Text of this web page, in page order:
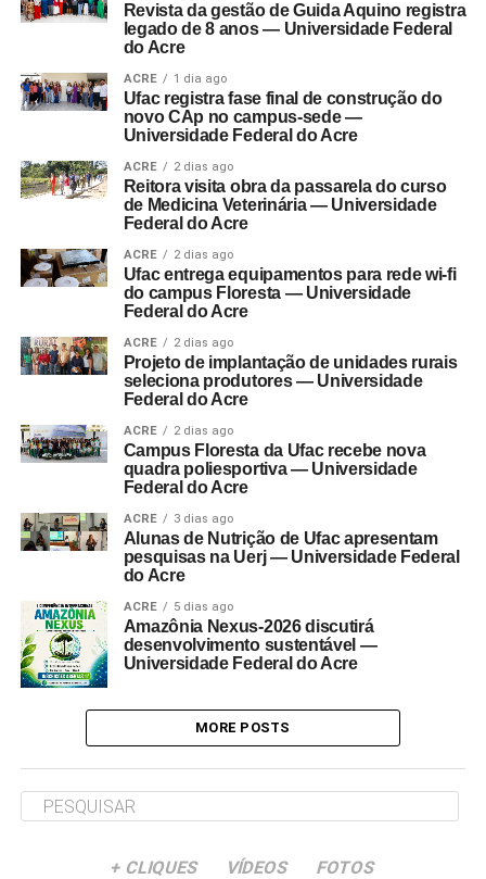
Revista da gestão de Guida Aquino registra
legado de 8 anos — Universidade Federal
do Acre
ACRE 1 dia ago
Ufac registra fase final de construção do
novo CAp no campus-sede —
Universidade Federal do Acre
ACRE 2 dias ago
Reitora visita obra da passarela do curso
de Medicina Veterinária — Universidade
Federal do Acre
ACRE 2 dias ago
Ufac entrega equipamentos para rede wi-fi
do campus Floresta — Universidade
Federal do Acre
ACRE 2 dias ago
Projeto de implantação de unidades rurais
seleciona produtores — Universidade
Federal do Acre
ACRE 2 dias ago
Campus Floresta da Ufac recebe nova
quadra poliesportiva — Universidade
Federal do Acre
ACRE 3 dias ago
Alunas de Nutrição de Ufac apresentam
pesquisas na Uerj — Universidade Federal
do Acre
ACRE 5 dias ago
Amazônia Nexus-2026 discutirá
desenvolvimento sustentável —
Universidade Federal do Acre
MORE POSTS
+ CLIQUES VÍDEOS FOTOS